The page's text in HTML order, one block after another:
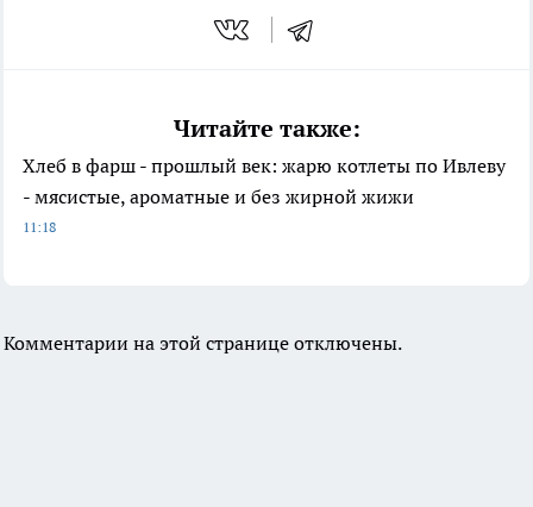
Читайте также:
Хлеб в фарш - прошлый век: жарю котлеты по Ивлеву
- мясистые, ароматные и без жирной жижи
11:18
Комментарии на этой странице отключены.